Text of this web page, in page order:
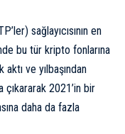
sağlayıcısının en
bu tür kripto fonlarına
ve yılbaşından
2021’in bir
daha da fazla